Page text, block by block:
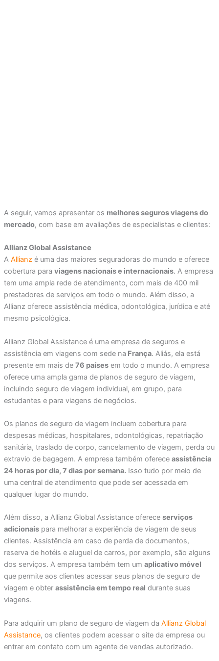
A seguir, vamos apresentar os melhores seguros viagens do
mercado, com base em avaliações de especialistas e clientes:
Allianz Global Assistance
A Allianzé uma das maiores seguradoras do mundo e oferece
cobertura para viagens nacionais e internacionais. A empresa
tem uma ampla rede de atendimento, com mais de 400 mil
prestadores de serviços em todo o mundo. Além disso, a
Allianz oferece assistência médica, odontológica, jurídica e até
mesmo psicológica.
Allianz Global Assistance é uma empresa de seguros e
assistência em viagens com sede na França. Aliás, ela está
presente em mais de 76 paísesem todo o mundo. A empresa
oferece uma ampla gama de planos de seguro de viagem,
incluindo seguro de viagem individual, em grupo, para
estudantes e para viagens de negócios.
Os planos de seguro de viagem incluem cobertura para
despesas médicas, hospitalares, odontológicas, repatriação
sanitária, traslado de corpo, cancelamento de viagem, perda ou
extravio de bagagem. A empresa também oferece assistência
24 horas por dia, 7 dias por semana.Isso tudo por meio de
uma central de atendimento que pode ser acessada em
qualquer lugar do mundo.
Além disso, a Allianz Global Assistance oferece serviços
adicionaispara melhorar a experiência de viagem de seus
clientes. Assistência em caso de perda de documentos,
reserva de hotéis e aluguel de carros, por exemplo, são alguns
dos serviços. A empresa também tem um aplicativo móvel
que permite aos clientes acessar seus planos de seguro de
viagem e obter assistência em tempo real durante suas
viagens.
Para adquirir um plano de seguro de viagem da Allianz Global
Assistance, os clientes podem acessar o site da empresa ou
entrar em contato com um agente de vendas autorizado.